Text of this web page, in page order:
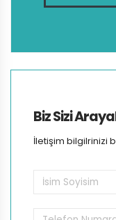
Biz Sizi
İletişim bilgilrinizi